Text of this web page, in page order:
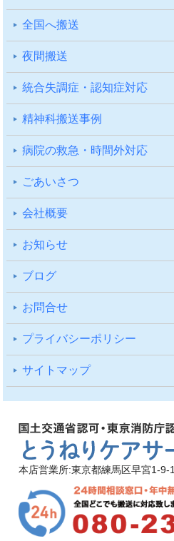
全国へ搬送
夜間搬送
統合失調症・認知症対応
精神科搬送事例
病院の救急・時間外対応
ごあいさつ
会社概要
お知らせ
ブログ
お問合せ
プライバシーポリシー
サイトマップ
本店営業所:東京都練馬区早宮1-9-1